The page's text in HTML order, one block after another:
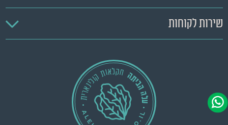
שירות לקוחות